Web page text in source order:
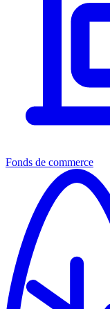
Fonds de commerce